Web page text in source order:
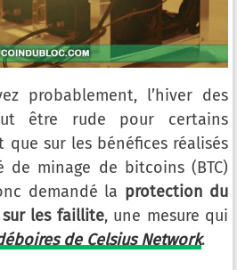
probablement, l’hiver des
être rude pour certains
sur les bénéfices réalisés
de minage de bitcoins (BTC)
demandé la protection du
les faillite, une mesure qui
de Celsius Network.